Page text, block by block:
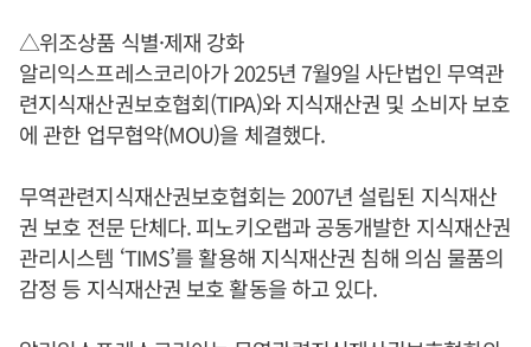
△위조상품 식별·제재 강화
알리익스프레스코리아가 2025년 7월9일 사단법인 무역관
련지식재산권보호협회(TIPA)와 지식재산권 및 소비자 보호
에 관한 업무협약(MOU)을 체결했다.
무역관련지식재산권보호협회는 2007년 설립된 지식재산
권 보호 전문 단체다. 피노키오랩과 공동개발한 지식재산권
관리시스템 ‘TIMS’를 활용해 지식재산권 침해 의심 물품의
감정 등 지식재산권 보호 활동을 하고 있다.